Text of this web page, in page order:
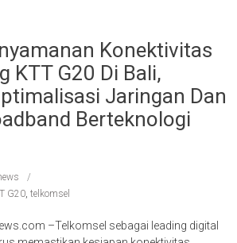
Konektivitas
KTT G20 Di Bali,
Jaringan Dan
Berteknologi
G20, telkomsel
–Telkomsel sebagai leading digital